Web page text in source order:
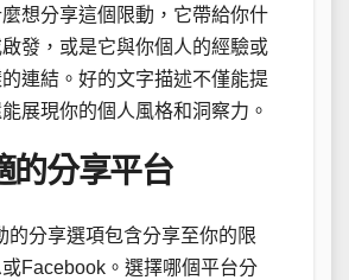
想分享這個限動，它帶給你什
發，或是它與你個人的經驗或
連結。好的文字描述不僅能提
展現你的個人風格和洞察力。
的分享平台
的分享選項包含分享至你的限
Facebook。選擇哪個平台分